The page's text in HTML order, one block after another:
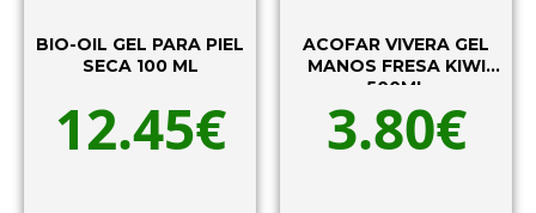
BIO-OIL GEL PARA PIEL
SECA 100 ML
12.45€
ACOFAR VIVERA GEL
MANOS FRESA KIWI
500ML
3.80€